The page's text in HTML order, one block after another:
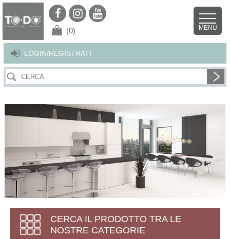
Per offrirti il miglior servizio possibile questo sito utilizza i cookies.
Continuando la navigazione nel sito autorizzi l’uso dei cookies. Per ulteriori
LOGIN/REGISTRATI
(0) MENU
CERCA IL PRODOTTO TRA LE
NOSTRE CATEGORIE